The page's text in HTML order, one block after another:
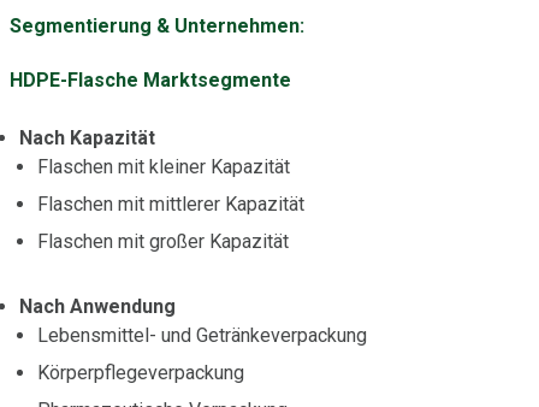
Segmentierung & Unternehmen:
HDPE-Flasche Marktsegmente
Nach Kapazität
Flaschen mit kleiner Kapazität
Flaschen mit mittlerer Kapazität
Flaschen mit großer Kapazität
Nach Anwendung
Lebensmittel- und Getränkeverpackung
Körperpflegeverpackung